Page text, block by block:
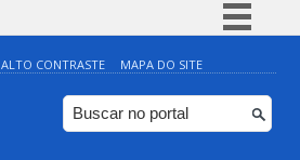
Simplifique!
Comunica BR
Participe
ALTO CONTRASTE MAPA DO SITE